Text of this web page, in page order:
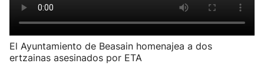
El Ayuntamiento de Beasain homenajea a dos
ertzainas asesinados por ETA